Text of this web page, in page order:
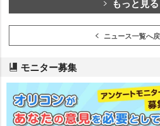
もっと見る
ニュース一覧へ
モニター募集